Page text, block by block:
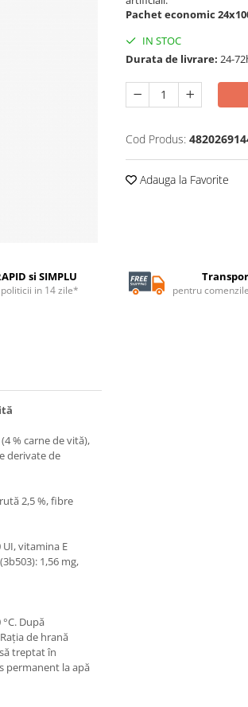
Pachet economic
IN STOC
Durata de livrare: 24-
Cod Produs:
Adauga la Favorite
si SIMPLU
in 14 zile* pentru
% carne de vită),
derivate de
2,5 %, fibre
vitamina Е
1,56 mg,
După
de hrană
treptat în
permanent la apă